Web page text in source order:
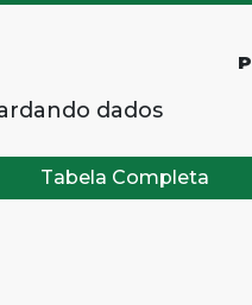
P
dados
Tabela Completa